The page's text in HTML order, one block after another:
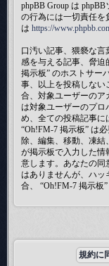
phpBB Group は
の行為には一切責任を
は https://
口汚い記事、猥褻な
感を与える記事、脅迫
掲示板” のホストサー
事、以上を投稿しない
合、対象ユーザーのア
は対象ユーザーのプロ
め、全ての投稿記事に
“Oh!FM-7 掲示板” は
除、編集、移動、凍
が掲示板で入力した情
意します。あなたの同
はありませんが、ハッ
合、 “Oh!FM-7 掲示板